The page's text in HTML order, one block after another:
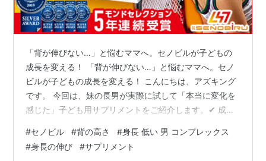
「背が伸びない…」と悩むママへ。セノビルが子どもの
成長を変える！ 「背が伸びない…」と悩むママへ。セノ
ビルが子どもの成長を変える！ こんにちは、アズキング
です。 今回は、妹の長男が実際に試して「本当に変化を
感じた」子ども用サプリメントをご紹介します。✔ 成長
睡眠もそれなりに気をつけていたのに、周りの友達に比
べて背が小さいことがずっと気になっていました。 「成
#セノビル #背の高さ #身長 低い 男 コンプレックス
#身長の伸び #サプリメント